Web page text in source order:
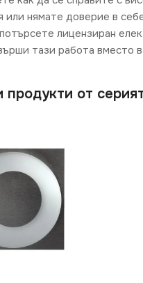
или нямате доверие в
лицензиран
тази работа вместо
продукти от